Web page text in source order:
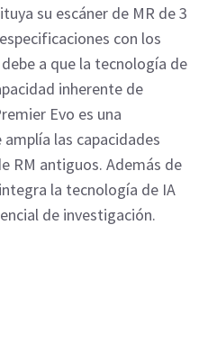
su escáner de MR de 3
con los
a que la tecnología de
inherente de
Evo es una
las capacidades
RM antiguos. Además de
la tecnología de IA
de investigación.